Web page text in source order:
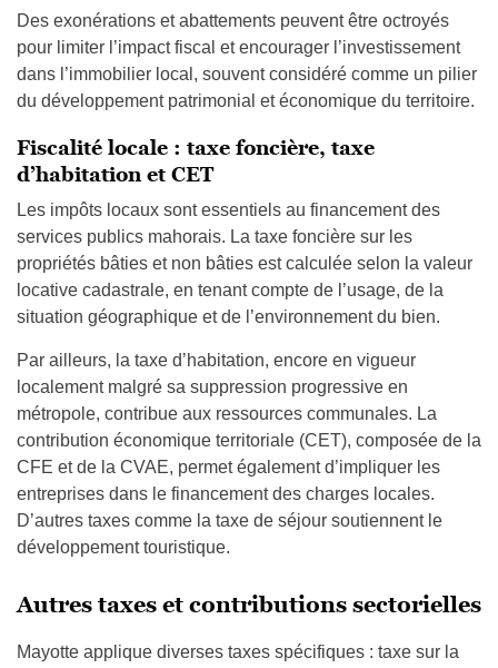
Des exonérations et abattements peuvent être octroyés
pour limiter l’impact fiscal et encourager l’investissement
dans l’immobilier local, souvent considéré comme un pilier
du développement patrimonial et économique du territoire.
Fiscalité locale : taxe foncière, taxe
d’habitation et CET
Les impôts locaux sont essentiels au financement des
services publics mahorais. La taxe foncière sur les
propriétés bâties et non bâties est calculée selon la valeur
locative cadastrale, en tenant compte de l’usage, de la
situation géographique et de l’environnement du bien.
Par ailleurs, la taxe d’habitation, encore en vigueur
localement malgré sa suppression progressive en
métropole, contribue aux ressources communales. La
contribution économique territoriale (CET), composée de la
CFE et de la CVAE, permet également d’impliquer les
entreprises dans le financement des charges locales.
D’autres taxes comme la taxe de séjour soutiennent le
développement touristique.
Autres taxes et contributions sectorielles
Mayotte applique diverses taxes spécifiques : taxe sur la